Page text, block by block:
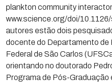
plankton community
www.science.org/doi/
autores estão dois
docente do Departamento de
Federal de São Carlos
orientando no doutorado
Programa de Pós-Graduação